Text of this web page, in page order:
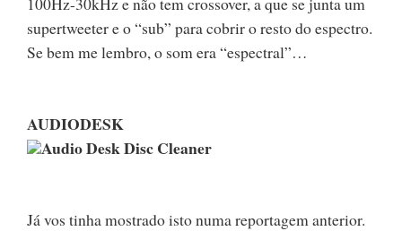
supertweeter e o “sub” para cobrir o resto do espectro.
Se bem me lembro, o som era “espectral”…
AUDIODESK
Audio Desk Disc Cleaner
Já vos tinha mostrado isto numa reportagem anterior.